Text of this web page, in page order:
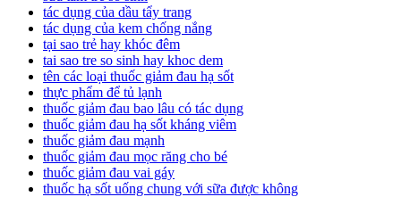
tác dụng của dầu tẩy trang
tác dụng của kem chống nắng
tại sao trẻ hay khóc đêm
tai sao tre so sinh hay khoc dem
tên các loại thuốc giảm đau hạ sốt
thực phẩm để tủ lạnh
thuốc giảm đau bao lâu có tác dụng
thuốc giảm đau hạ sốt kháng viêm
thuốc giảm đau mạnh
thuốc giảm đau mọc răng cho bé
thuốc giảm đau vai gáy
thuốc hạ sốt uống chung với sữa được không